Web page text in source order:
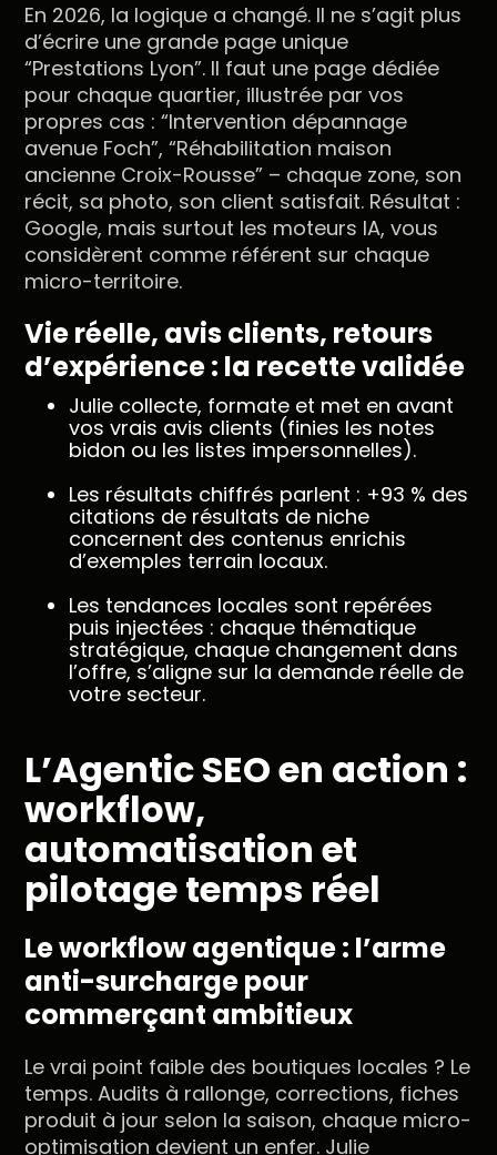
En 2026, la logique a changé. Il ne s’agit plus
d’écrire une grande page unique
“Prestations Lyon”. Il faut une page dédiée
pour chaque quartier, illustrée par vos
propres cas : “Intervention dépannage
avenue Foch”, “Réhabilitation maison
ancienne Croix-Rousse” – chaque zone, son
récit, sa photo, son client satisfait. Résultat :
Google, mais surtout les moteurs IA, vous
considèrent comme référent sur chaque
micro-territoire.
Vie réelle, avis clients, retours
d’expérience : la recette validée
Julie collecte, formate et met en avant
vos vrais avis clients (finies les notes
bidon ou les listes impersonnelles).
Les résultats chiffrés parlent : +93 % des
citations de résultats de niche
concernent des contenus enrichis
d’exemples terrain locaux.
Les tendances locales sont repérées
puis injectées : chaque thématique
stratégique, chaque changement dans
l’offre, s’aligne sur la demande réelle de
votre secteur.
L’Agentic SEO en action :
workflow,
automatisation et
pilotage temps réel
Le workflow agentique : l’arme
anti-surcharge pour
commerçant ambitieux
Le vrai point faible des boutiques locales ? Le
temps. Audits à rallonge, corrections, fiches
produit à jour selon la saison, chaque micro-
optimisation devient un enfer. Julie